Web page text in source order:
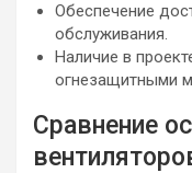
Обеспечение
обслуживания.
Наличие в
огнезащитными
Сравнение